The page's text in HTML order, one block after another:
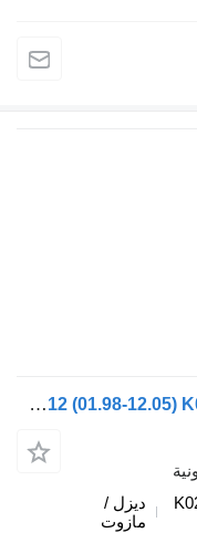
معدل نظام الفرامل الإلكترونية Knorr-Bremse FM12 (01.98-12.05) K021203 لـ الشاحنات Volvo FM7-FM12, FM, FMX (1998-2014)
ديزل /
مازوت